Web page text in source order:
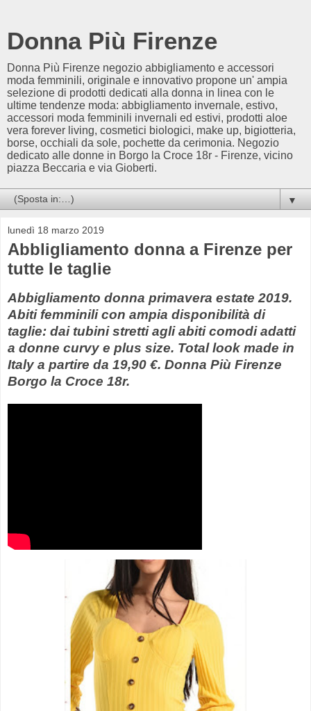
Donna Più Firenze
Donna Più Firenze negozio abbigliamento e accessori
moda femminili, originale e innovativo propone un' ampia
selezione di prodotti dedicati alla donna in linea con le
ultime tendenze moda: abbigliamento invernale, estivo,
accessori moda femminili invernali ed estivi, prodotti aloe
vera forever living, cosmetici biologici, make up, bigiotteria,
borse, occhiali da sole, pochette da cerimonia. Negozio
dedicato alle donne in Borgo la Croce 18r - Firenze, vicino
piazza Beccaria e via Gioberti.
▼
lunedì 18 marzo 2019
Abbligliamento donna a Firenze per
tutte le taglie
Abbigliamento donna primavera estate 2019.
Abiti femminili con ampia disponibilità di
taglie: dai tubini stretti agli abiti comodi adatti
a donne curvy e plus size. Total look made in
Italy a partire da 19,90 €. Donna Più Firenze
Borgo la Croce 18r.